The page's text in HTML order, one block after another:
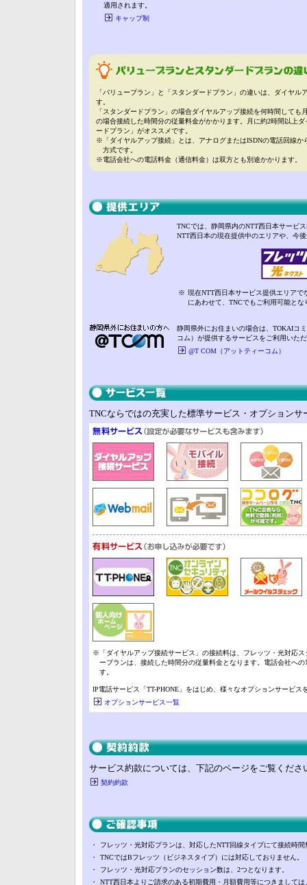
適用されます。
キャップ制
「バリュープラン」と「スタンダードプラン」の違いは、ダイヤ
す。
「スタンダードプラン」の場合ダイヤルアップ接続を何時間して
の場合接続した時間分の従量料金がかかります。月に約2時間以上
ードプラン」がオススメです。
※ 「ダイヤルアップ接続」とは、アナログまたはISDNの電話回線
方式です。
※電話会社への電話料金（通信料金）は双方とも別途かかります。
TNCでは、静岡県内のNTT西日本サービ
NTT西日本の現在提供中のエリアや、今
※ 現在NTT西日本サービス提供エリア
にあわせて、TNCでもご利用可能とな
静岡県外にお住まいの場合は、TOKAIコ
コム）が提供するサービスをご利用いた
@T COM（アットティーコム）
TNCならではの充実した標準サービス・オプション
※ 「ダイヤルアップ接続サービス」の接続料は、フレッツ・光対応
ープランは、接続した時間分の従量料金となります。電話会社へ
す。
IP電話サービス「TT-PHONE」をはじめ、様々なオプションサービス
オプションサービス一覧
サービス約款については、下記のページをご覧くださ
契約約款
・
フレッツ・光対応プランは、対応したNTT回線タイプにて接続時
・
TNCではBフレッツ（ビジネスタイプ）には対応しておりません。
・
フレッツ・光対応プランのセッション数は、2つとなります。
・
NTT西日本よりご請求のある初期費用・月額費用等につきまして